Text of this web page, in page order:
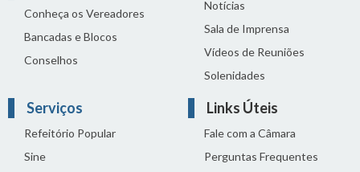
Conheça os Vereadores
Bancadas e Blocos
Conselhos
Notícias
Sala de Imprensa
Vídeos de Reuniões
Solenidades
Serviços
Refeitório Popular
Sine
Links Úteis
Fale com a Câmara
Perguntas Frequentes